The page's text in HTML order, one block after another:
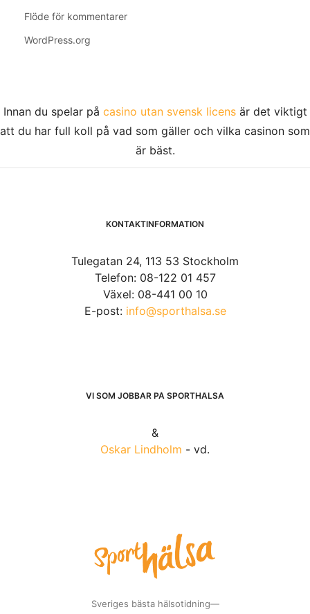
Flöde för kommentarer
WordPress.org
Innan du spelar på casino utan svensk licensär det viktigt
att du har full koll på vad som gäller och vilka casinon som
är bäst.
KONTAKTINFORMATION
Tulegatan 24, 113 53 Stockholm
Telefon: 08-122 01 457
Växel: 08-441 00 10
E-post: info@sporthalsa.se
VI SOM JOBBAR PÅ SPORTHÄLSA
&
Oskar Lindholm - vd.
Sveriges bästa hälsotidning—